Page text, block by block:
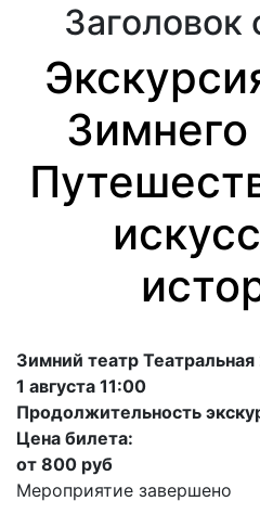
Заголовок
Зимнего
Зимний театр Театральная
1 августа 11:00
Продолжительность
Цена билета:
от 800 руб
Мероприятие завершено